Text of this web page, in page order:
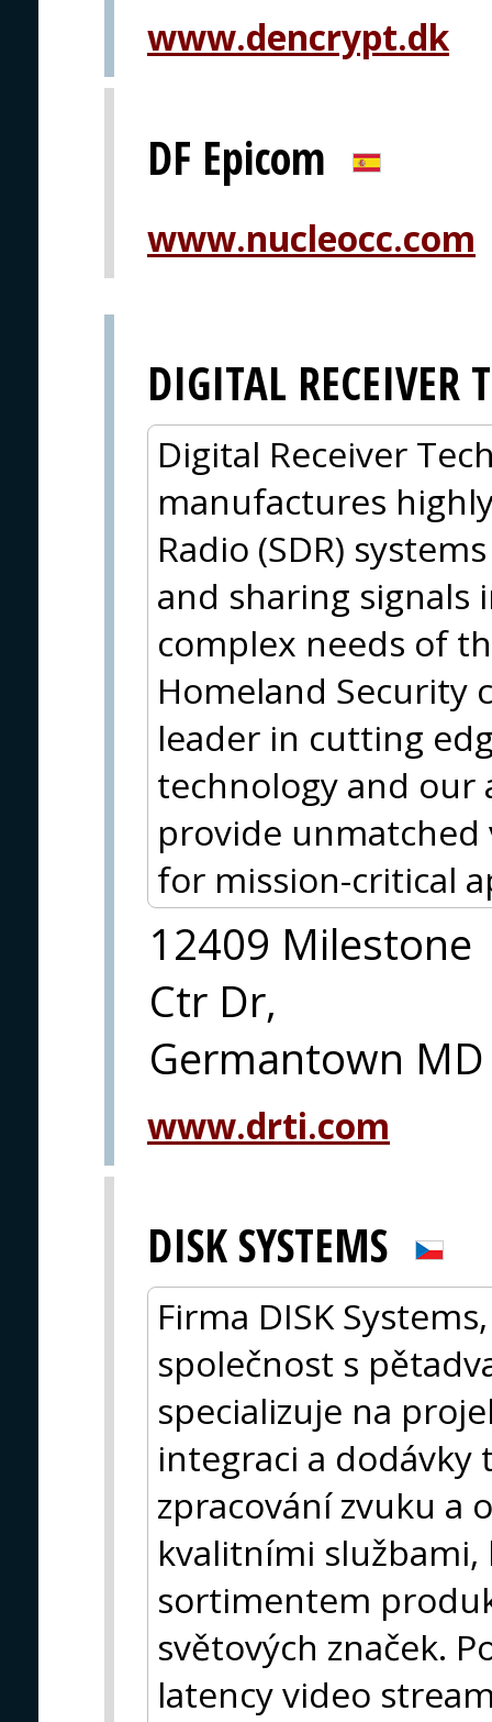
www.dencrypt.dk
DF Epicom
www.nucleocc.com
DIGITAL RECEIVER
Digital Receiver
manufactures
Radio (SDR)
and sharing
complex needs of
Homeland Security
leader in cutting
technology and our
provide
for mission-critical
12409 Milestone
Ctr Dr,
Germantown
www.drti.com
DISK SYSTEMS
Firma DISK
společnost s
specializuje na
integraci a
zpracování zvuku a
kvalitními
sortimentem
světových značek.
latency video